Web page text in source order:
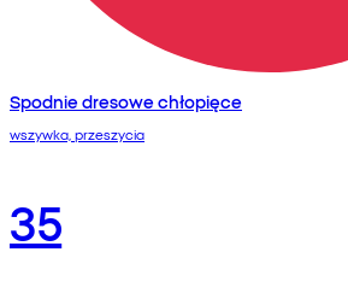
Spodnie dresowe chłopięce
wszywka, przeszycia
35